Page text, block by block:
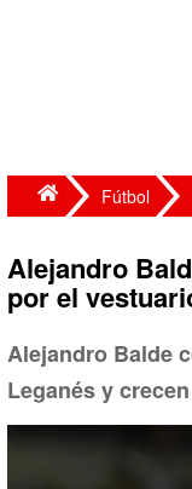
Fútbol
Alejandro
por el
Alejandro Balde
Leganés y